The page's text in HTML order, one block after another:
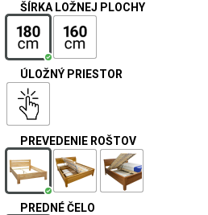
ŠÍRKA LOŽNEJ PLOCHY
ÚLOŽNÝ PRIESTOR
PREVEDENIE ROŠTOV
PREDNÉ ČELO